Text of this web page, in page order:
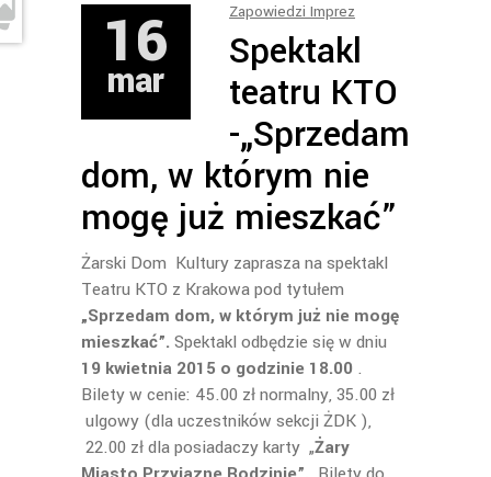
16
mar
Zapowiedzi Imprez
Spektakl
teatru KTO
-„Sprzedam
dom, w którym nie
mogę już mieszkać”
Żarski Dom Kultury zaprasza na spektakl
Teatru KTO z Krakowa pod tytułem
„Sprzedam dom, w którym już nie mogę
mieszkać”.Spektakl odbędzie się w dniu
19 kwietnia 2015 o godzinie 18.00 .
Bilety w cenie: 45.00 zł normalny, 35.00 zł
ulgowy (dla uczestników sekcji ŻDK ),
22.00 zł dla posiadaczy karty „Żary